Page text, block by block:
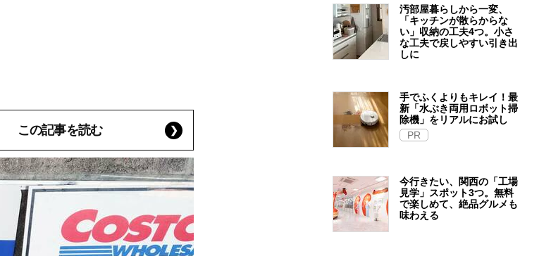
この記事を読む
汚部屋暮らしから一変、
「キッチンが散らからな
い」収納の工夫4つ。小さ
な工夫で戻しやすい引き出
しに
手でふくよりもキレイ！最
新「水ぶき両用ロボット掃
除機」をリアルにお試し
PR
今行きたい、関西の「工場
見学」スポット3つ。無料
で楽しめて、絶品グルメも
味わえる